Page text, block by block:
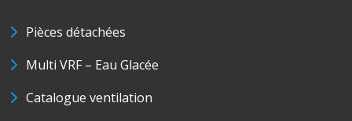
Pièces détachées
Multi VRF – Eau Glacée
Catalogue ventilation